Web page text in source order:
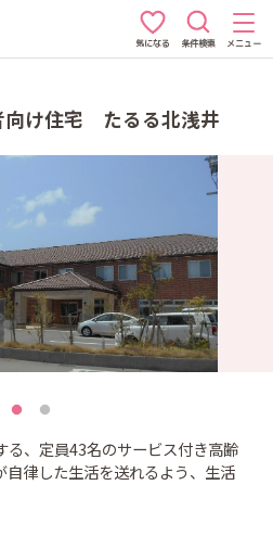
気になる 条件検索 メニュー
向け住宅 たるる北浅井
る、定員43名のサービス付き高齢
自律した生活を送れるよう、生活